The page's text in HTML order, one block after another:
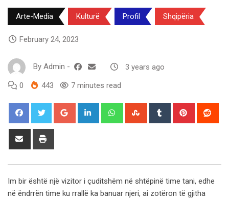
Arte-Media Kulturë Profil Shqipëria
February 24, 2023
By Admin - 3 years ago
0 443 7 minutes read
Google+ LinkedIn WhatsappStumbleUpon
Tumblr Pinterest
Share
Im bir është një vizitor i çuditshëm në shtëpinë time tani, edhe
në ëndrrën time ku rrallë ka banuar njeri, ai zotëron të gjitha